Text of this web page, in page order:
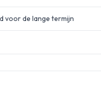
voor de lange termijn